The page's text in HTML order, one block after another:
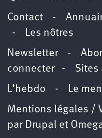
Contact -
-
Les nôtres
Newsletter-
connecter- Sites
L’hebdo -
Le
Mentions légales /
par Drupal et